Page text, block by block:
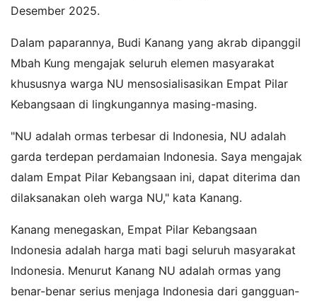
Desember 2025.
Dalam paparannya, Budi Kanang yang akrab dipanggil
Mbah Kung mengajak seluruh elemen masyarakat
khususnya warga NU mensosialisasikan Empat Pilar
Kebangsaan di lingkungannya masing-masing.
"NU adalah ormas terbesar di Indonesia, NU adalah
garda terdepan perdamaian Indonesia. Saya mengajak
dalam Empat Pilar Kebangsaan ini, dapat diterima dan
dilaksanakan oleh warga NU," kata Kanang.
Kanang menegaskan, Empat Pilar Kebangsaan
Indonesia adalah harga mati bagi seluruh masyarakat
Indonesia. Menurut Kanang NU adalah ormas yang
benar-benar serius menjaga Indonesia dari gangguan-